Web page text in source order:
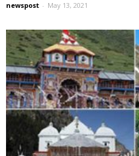
newspost - May 13, 2021